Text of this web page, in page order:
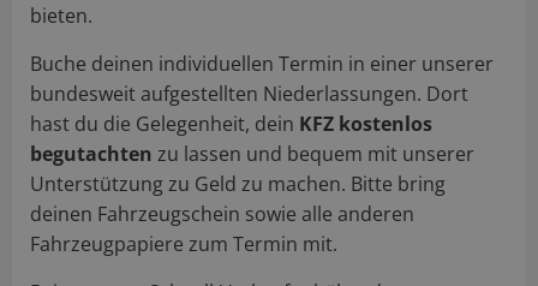
bieten.
Buche deinen individuellen Termin in einer unserer
bundesweit aufgestellten Niederlassungen. Dort
hast du die Gelegenheit, dein KFZ kostenlos
begutachten zu lassen und bequem mit unserer
Unterstützung zu Geld zu machen. Bitte bring
deinen Fahrzeugschein sowie alle anderen
Fahrzeugpapiere zum Termin mit.